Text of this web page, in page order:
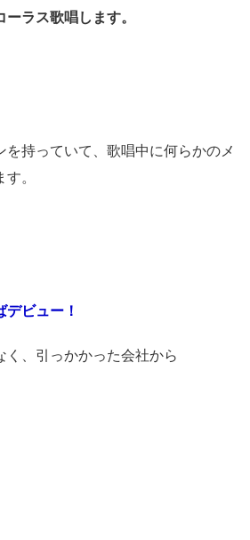
ラス歌唱します。
持っていて、歌唱中に何らかのメ
。
ビュー！
く、引っかかった会社から